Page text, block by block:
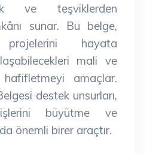
ve teşviklerden
sunar. Bu belge,
projelerini hayata
mali ve
hafifletmeyi amaçlar.
destek unsurları,
işlerini büyütme ve
önemli birer araçtır.